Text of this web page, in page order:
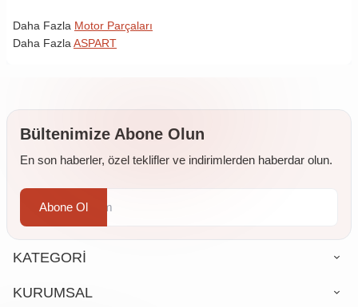
Daha Fazla Motor Parçaları
Daha Fazla ASPART
Bültenimize Abone Olun
En son haberler, özel teklifler ve indirimlerden haberdar olun.
Abone Ol
KATEGORİ
KURUMSAL